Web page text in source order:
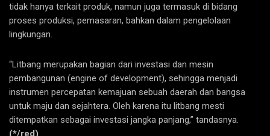
tidak hanya terkait produk, namun juga termasuk di bidang
proses produksi, pemasaran, bahkan dalam pengelolaan
lingkungan.
“Litbang merupakan bagian dari investasi dan mesin
pembangunan (engine of development), sehingga menjadi
instrumen percepatan kemajuan sebuah daerah dan bangsa
untuk maju dan sejahtera. Oleh karena itu litbang mesti
ditempatkan sebagai investasi jangka panjang,” tandasnya.
(*/red)